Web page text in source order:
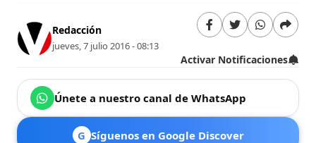
Redacción
jueves, 7 julio 2016 - 08:13
Activar Notificaciones
Únete a nuestro canal de WhatsApp
G Síguenos en Google Discover